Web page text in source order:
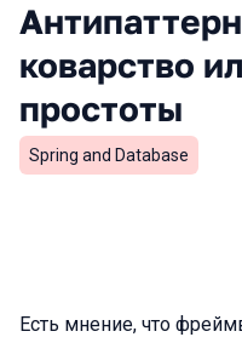
коварство
простоты
Spring and Database
Есть мнение, что